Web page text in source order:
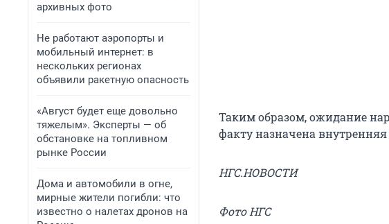
архивных фото
Не работают аэропорты и
мобильный интернет: в
нескольких регионах
объявили ракетную опасность
«Август будет еще довольно
тяжелым». Эксперты — об
обстановке на топливном
рынке России
Дома и автомобили в огне,
мирные жители погибли: что
известно о налетах дронов на
Таким образом, ожидание
факту назначена внутренняя
НГС.НОВОСТИ
Фото НГС